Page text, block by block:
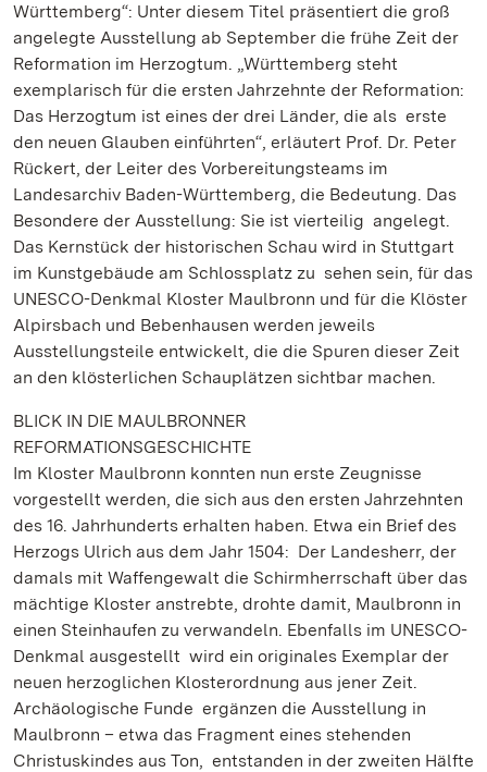
Württemberg“: Unter diesem Titel präsentiert die groß
angelegte Ausstellung ab September die frühe Zeit der
Reformation im Herzogtum. „Württemberg steht
exemplarisch für die ersten Jahrzehnte der Reformation:
Das Herzogtum ist eines der drei Länder, die als erste
den neuen Glauben einführten“, erläutert Prof. Dr. Peter
Rückert, der Leiter des Vorbereitungsteams im
Landesarchiv Baden-Württemberg, die Bedeutung. Das
Besondere der Ausstellung: Sie ist vierteilig angelegt.
Das Kernstück der historischen Schau wird in Stuttgart
im Kunstgebäude am Schlossplatz zu sehen sein, für das
UNESCO-Denkmal Kloster Maulbronn und für die Klöster
Alpirsbach und Bebenhausen werden jeweils
Ausstellungsteile entwickelt, die die Spuren dieser Zeit
an den klösterlichen Schauplätzen sichtbar machen.
BLICK IN DIE MAULBRONNER
REFORMATIONSGESCHICHTE
Im Kloster Maulbronn konnten nun erste Zeugnisse
vorgestellt werden, die sich aus den ersten Jahrzehnten
des 16. Jahrhunderts erhalten haben. Etwa ein Brief des
Herzogs Ulrich aus dem Jahr 1504: Der Landesherr, der
damals mit Waffengewalt die Schirmherrschaft über das
mächtige Kloster anstrebte, drohte damit, Maulbronn in
einen Steinhaufen zu verwandeln. Ebenfalls im UNESCO-
Denkmal ausgestellt wird ein originales Exemplar der
neuen herzoglichen Klosterordnung aus jener Zeit.
Archäologische Funde ergänzen die Ausstellung in
Maulbronn – etwa das Fragment eines stehenden
Christuskindes aus Ton, entstanden in der zweiten Hälfte